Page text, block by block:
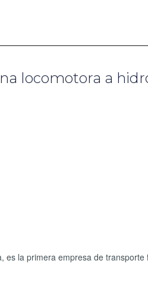
locomotora a
la primera empresa de